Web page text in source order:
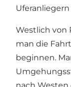
Westlich von
man die
beginnen.